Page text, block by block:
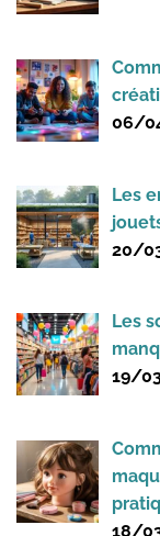
06/
Les
20/
Les
19/
18/